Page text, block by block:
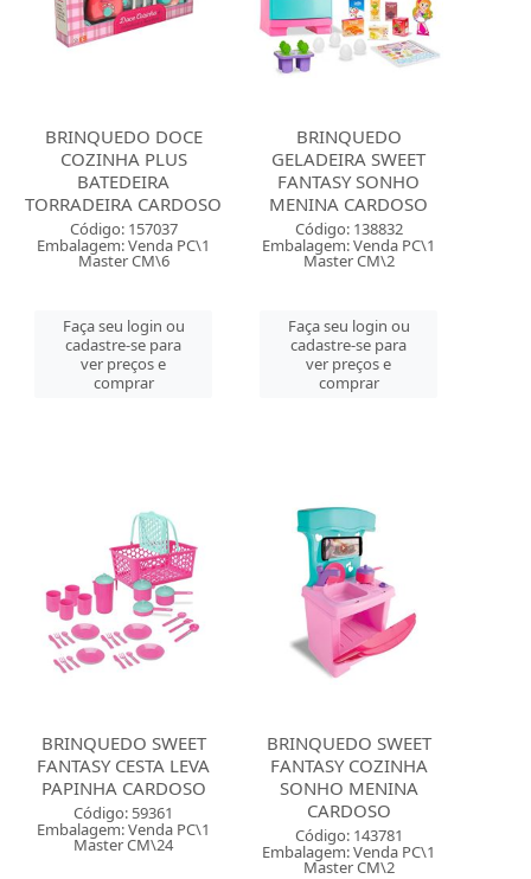
BRINQUEDO DOCE
COZINHA PLUS
BATEDEIRA
TORRADEIRA CARDOSO
Código: 157037
Embalagem: Venda PC\1
Master CM\6
Faça seu login ou
cadastre-se para
ver preços e
comprar
BRINQUEDO
GELADEIRA SWEET
FANTASY SONHO
MENINA CARDOSO
Código: 138832
Embalagem: Venda PC\1
Master CM\2
Faça seu login ou
cadastre-se para
ver preços e
comprar
BRINQUEDO SWEET
FANTASY CESTA LEVA
PAPINHA CARDOSO
Código: 59361
Embalagem: Venda PC\1
Master CM\24
BRINQUEDO SWEET
FANTASY COZINHA
SONHO MENINA
CARDOSO
Código: 143781
Embalagem: Venda PC\1
Master CM\2